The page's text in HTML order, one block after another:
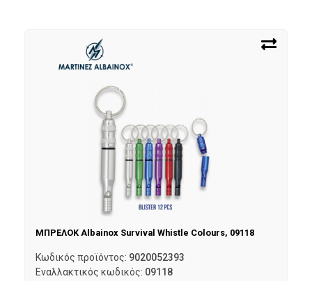
ΜΠΡΕΛΟΚ Albainox Survival Whistle Colours, 09118
Κωδικός προϊόντος: 9020052393
Εναλλακτικός κωδικός: 09118